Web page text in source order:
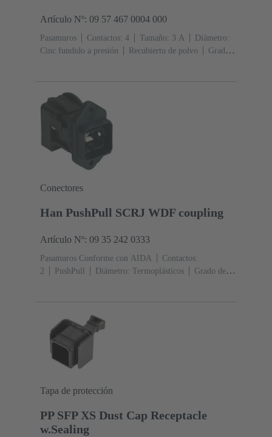
Artículo Nº: 09 57 467 0004 000
Pasamuros Contactos: 4 Tamaño: 3 A
Diámetro:
Cinc fundido a presión
Recubierto de polvo
Grado
Conectores
Han PushPull SCRJ WDF coupling
Artículo Nº: 09 35 242 0333
Pasamuros Conforme con AIDA
Contactos:
2
PushPull Diámetro: Termoplásticos
Grado de
Tapa de protección
PP SFP XS Dust Cap Receptacle
w.Sealing